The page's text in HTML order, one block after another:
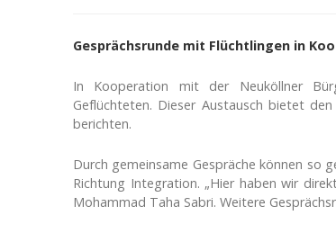
Gesprächsrunde mit Flüchtlingen in
In Kooperation mit der Neuköllner
Geflüchteten. Dieser Austausch bietet
berichten.
Durch gemeinsame Gespräche können so
Richtung Integration. „Hier haben wir
Mohammad Taha Sabri. Weitere